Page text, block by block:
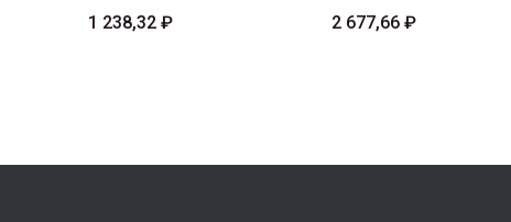
1 238,32 ₽
2 677,66 ₽